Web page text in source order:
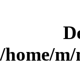
/home/